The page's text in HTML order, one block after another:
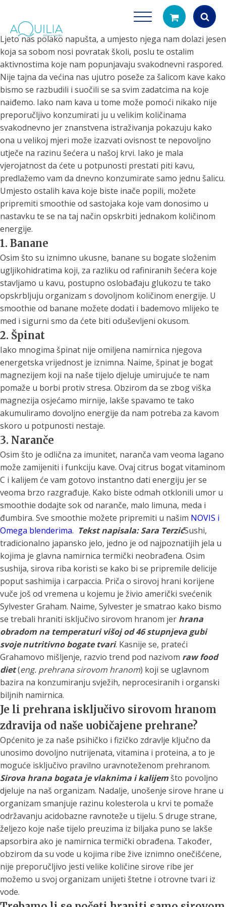
Products
search
Ljeto nas polako napušta, a umjesto njega nam dolazi jesen
koja sa sobom nosi povratak školi, poslu te ostalim
aktivnostima koje nam popunjavaju svakodnevni raspored.
Nije tajna da većina nas ujutro poseže za šalicom kave kako
bismo se razbudili i suočili se sa svim zadatcima na koje
naiđemo. Iako nam kava u tome može pomoći nikako nije
preporučljivo konzumirati ju u velikim količinama
svakodnevno jer znanstvena istraživanja pokazuju kako
ona u velikoj mjeri može izazvati ovisnost te nepovoljno
utječe na razinu šećera u našoj krvi. Iako je mala
vjerojatnost da ćete u potpunosti prestati piti kavu,
predlažemo vam da dnevno konzumirate samo jednu šalicu.
Umjesto ostalih kava koje biste inače popili, možete
pripremiti smoothie od sastojaka koje vam donosimo u
nastavku te se na taj način opskrbiti jednakom količinom
energije.
1. Banane
Osim što su iznimno ukusne, banane su bogate složenim
ugljikohidratima koji, za razliku od rafiniranih šećera koje
stavljamo u kavu, postupno oslobađaju glukozu te tako
opskrbljuju organizam s dovoljnom količinom energije. U
smoothie od banane možete dodati i bademovo mlijeko te
med i sigurni smo da ćete biti oduševljeni okusom.
2. Špinat
Iako mnogima špinat nije omiljena namirnica njegova
energetska vrijednost je iznimna. Naime, špinat je bogat
magnezijem koji na naše tijelo djeluje umirujuće te nam
pomaže u borbi protiv stresa. Obzirom da se zbog viška
magnezija osjećamo mirnije, lakše spavamo te tako
akumuliramo dovoljno energije da nam potreba za kavom
skoro u potpunosti nestaje.
3. Naranče
Osim što je odlična za imunitet, naranča vam veoma lagano
može zamijeniti i funkciju kave. Ovaj citrus bogat vitaminom
C i kalijem će vam gotovo instantno dati energiju jer se
veoma brzo razgrađuje. Kako biste odmah otklonili umor u
smoothie dodajte sok od naranče, malo limuna, meda i
đumbira. Sve smoothie možete pripremiti u našim NOVIS i
Omega blenderima. Tekst napisala: Sara TerzićSushi,
tradicionalno japansko jelo, jedno je od najpoznatijih jela u
kojima je glavna namirnica termički neobrađena. Osim
sushija, sirova riba koristi se kako bi se pripremile delicije
poput sashimija i carpaccia. Priča o sirovoj hrani korijene
vuče još od vremena u kojemu je živio američki svećenik
Sylvester Graham. Naime, Sylvester je smatrao kako bismo
se trebali hraniti isključivo sirovom hranom jer hrana
obradom na temperaturi višoj od 46 stupnjeva gubi
svoje nutritivno bogate tvari. Kasnije se, prateći
Grahamovo mišljenje, razvio trend pod nazivom raw food
diet(eng. prehrana sirovom hranom) koji se uglavnom
bazira na konzumiranju svježih, neprocesiranih i organski
biljnih namirnica.
Je li prehrana isključivo sirovom hranom
zdravija od naše uobičajene prehrane?
Općenito je za naše psihičko i fizičko zdravlje ključno da
unosimo dovoljno nutrijenata, vitamina i proteina, a to je
moguće isključivo pravilno uravnoteženom prehranom.
Sirova hrana bogata je vlaknima i kalijemšto povoljno
djeluje na naš organizam. Nadalje, unošenje sirove hrane u
organizam smanjuje razinu kolesterola u krvi te pomaže
održavanju acidobazne ravnoteže u tijelu. S druge strane,
željezo koje naše tijelo preuzima iz biljaka puno se lakše
apsorbira ako je namirnica termički obrađena. Također,
obzirom da su vode u kojima ribe žive iznimno onečišćene,
nije preporučljivo jesti velike količine sirove ribe jer
možemo u svoj organizam unijeti štetne i otrovne tvari iz
vode.
Tuš glave
filtriranje vode za tuširanje
Vrčevi za
Potpuno prijenosno
čistu vodu za